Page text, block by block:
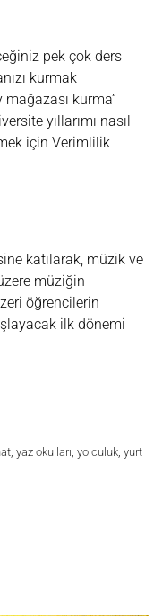
pek çok ders
kurmak
mağazası kurma”
yıllarımı nasıl
için Verimlilik
katılarak, müzik ve
müziğin
öğrencilerin
ilk dönemi
, yaz okulları, yolculuk, yurt